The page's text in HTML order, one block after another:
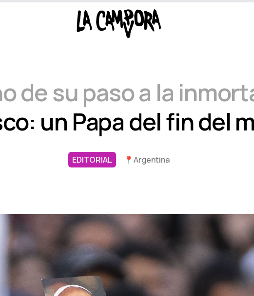
de su paso a la
un Papa del fin del
EDITORIAL 📍 Argentina